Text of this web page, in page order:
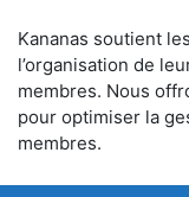
Kananas soutient
l’organisation de
membres. Nous
pour optimiser la
membres.